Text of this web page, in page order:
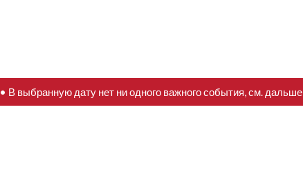
• В выбранную дату нет ни одного важного события, см. дальше